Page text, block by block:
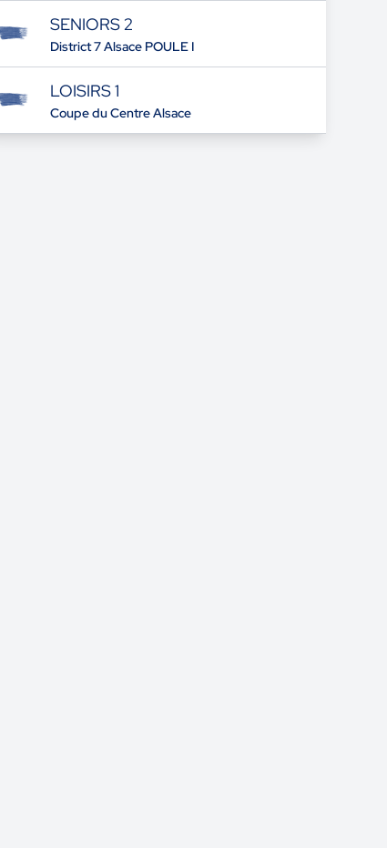
SENIORS 2
District 7 Alsace POULE I
LOISIRS 1
Coupe du Centre Alsace